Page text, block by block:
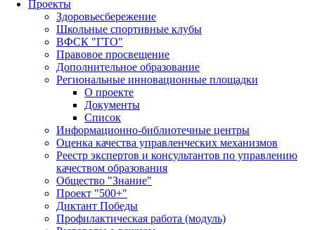
Проекты
Здоровьесбережение
Школьные спортивные клубы
ВФСК "ГТО"
Правовое просвещение
Дополнительное образование
Региональные инновационные площадки
О проекте
Документы
Список
Информационно-библиотечные центры
Оценка качества управленческих механизмов
Реестр экспертов и консультантов по управлению
качеством образования
Общество "Знание"
Проект "500+"
Диктант Победы
Профилактическая работа (модуль)